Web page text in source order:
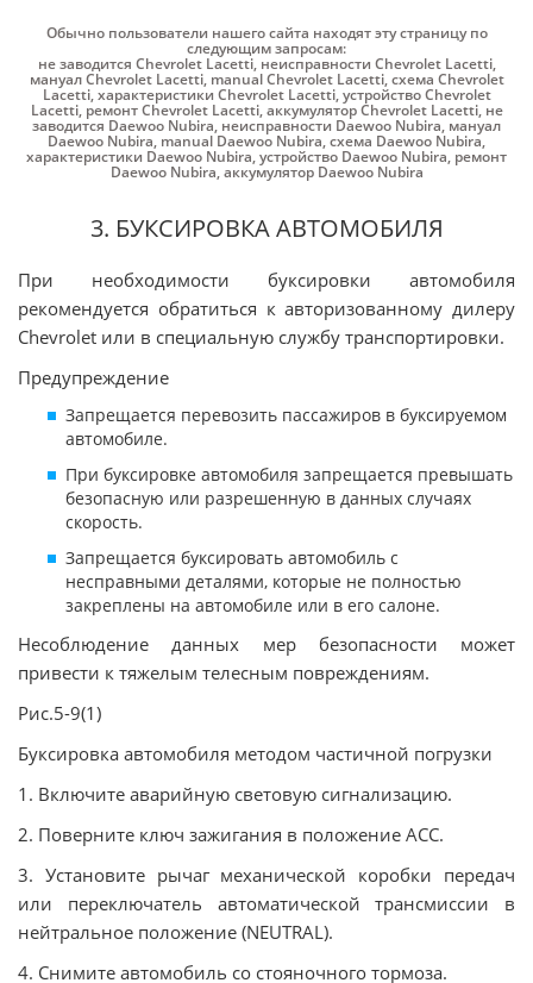
Обычно пользователи нашего сайта находят эту страницу по
следующим запросам:
не заводится Chevrolet Lacetti, неисправности Chevrolet Lacetti,
мануал Chevrolet Lacetti, manual Chevrolet Lacetti,схема Chevrolet
Lacetti,характеристики Chevrolet Lacetti,устройство Chevrolet
Lacetti, ремонт Chevrolet Lacetti,аккумулятор Chevrolet Lacetti, не
заводится Daewoo Nubira, неисправности Daewoo Nubira, мануал
Daewoo Nubira, manual Daewoo Nubira,схема Daewoo Nubira,
характеристики Daewoo Nubira,устройство Daewoo Nubira, ремонт
Daewoo Nubira,аккумулятор Daewoo Nubira
3. БУКСИРОВКА АВТОМОБИЛЯ
При необходимости буксировки автомобиля
рекомендуется обратиться к авторизованному дилеру
Chevrolet или в специальную службу транспортировки.
Предупреждение
Запрещается перевозить пассажиров в буксируемом
автомобиле.
При буксировке автомобиля запрещается превышать
безопасную или разрешенную в данных случаях
скорость.
Запрещается буксировать автомобиль с
несправными деталями, которые не полностью
закреплены на автомобиле или в его салоне.
Несоблюдение данных мер безопасности может
привести к тяжелым телесным повреждениям.
Рис.5-9(1)
Буксировка автомобиля методом частичной погрузки
1. Включите аварийную световую сигнализацию.
2. Поверните ключ зажигания в положение АСС.
3. Установите рычаг механической коробки передач
или переключатель автоматической трансмиссии в
нейтральное положение (NEUTRAL).
4. Снимите автомобиль со стояночного тормоза.